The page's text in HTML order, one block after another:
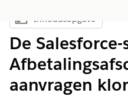
Inhoudsopgave
Inhoudsopgave
De
aanvragen